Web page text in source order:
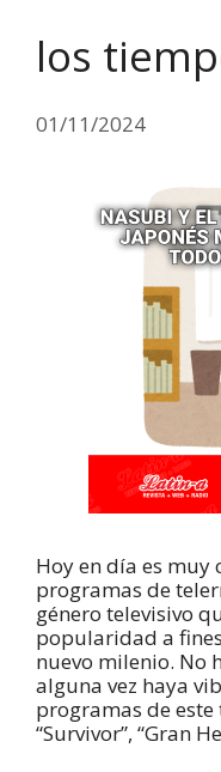
los
01/11/2024
Hoy en día es muy
programas de
género televisivo
popularidad a
nuevo milenio. No
alguna vez haya
programas de este
“Survivor”, “Gran